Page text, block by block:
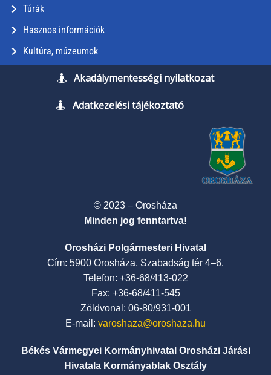
Túrák
Hasznos információk
Kultúra, múzeumok
Akadálymentességi nyilatkozat
Adatkezelési tájékoztató
© 2023 – Orosháza
Minden jog fenntartva!
Orosházi Polgármesteri Hivatal
Cím: 5900 Orosháza, Szabadság tér 4–6.
Telefon: +36-68/413-022
Fax: +36-68/411-545
Zöldvonal: 06-80/931-001
E-mail: varoshaza@oroshaza.hu
Békés Vármegyei Kormányhivatal Orosházi Járási
Hivatala Kormányablak Osztály